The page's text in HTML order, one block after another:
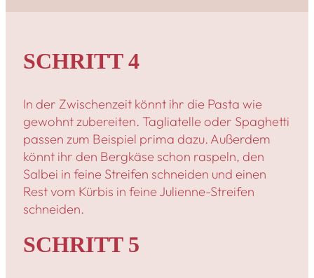
SCHRITT 4
In der Zwischenzeit könnt ihr die Pasta wie
gewohnt zubereiten. Tagliatelle oder Spaghetti
passen zum Beispiel prima dazu. Außerdem
könnt ihr den Bergkäse schon raspeln, den
Salbei in feine Streifen schneiden und einen
Rest vom Kürbis in feine Julienne-Streifen
schneiden.
SCHRITT 5